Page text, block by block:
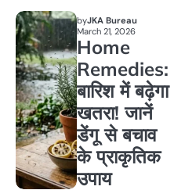
byJKA Bureau
March 21, 2026
Home
Remedies:
बारिश में बढ़ेगा
खतरा! जानें
डेंगू से बचाव
के प्राकृतिक
उपाय